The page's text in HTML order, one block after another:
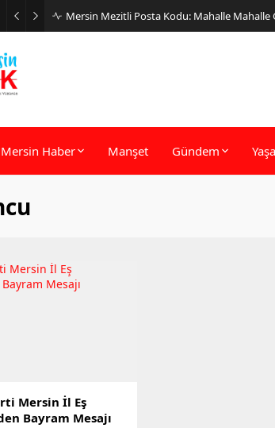
Mersin Mezitli Posta Kodu: Mahalle Mahalle
Mersin Haber Manşet Gündem
Mersin İl Eş
Bayram Mesajı